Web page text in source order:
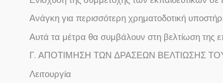
Ανάγκη για περισσότερη χρηματοδοτική
Αυτά τα μέτρα θα συμβάλουν στη βελτίωση της
Γ. ΑΠΟΤΙΜΗΣΗ ΤΩΝ ΔΡΑΣΕΩΝ ΒΕΛΤΙΩΣΗΣ
Λειτουργία